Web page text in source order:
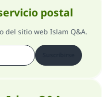
postal
del sitio web Islam Q&A.